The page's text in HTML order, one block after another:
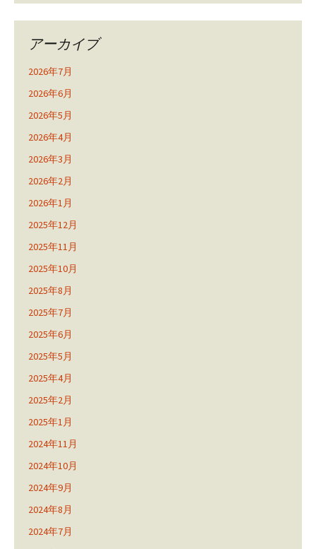
アーカイブ
2026年7月
2026年6月
2026年5月
2026年4月
2026年3月
2026年2月
2026年1月
2025年12月
2025年11月
2025年10月
2025年8月
2025年7月
2025年6月
2025年5月
2025年4月
2025年2月
2025年1月
2024年11月
2024年10月
2024年9月
2024年8月
2024年7月